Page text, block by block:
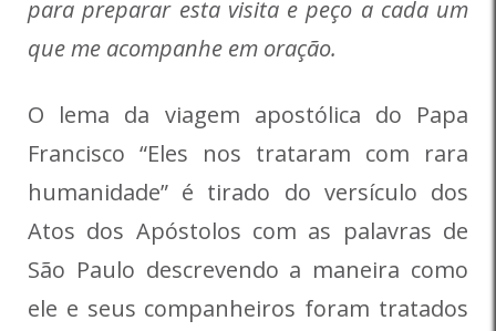
para preparar esta visita e peço a cada um
que me acompanhe em oração.
O lema da viagem apostólica do Papa
Francisco “Eles nos trataram com rara
humanidade” é tirado do versículo dos
Atos dos Apóstolos com as palavras de
São Paulo descrevendo a maneira como
ele e seus companheiros foram tratados